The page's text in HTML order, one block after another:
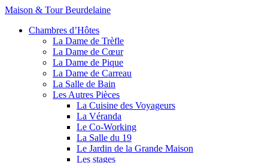
Maison & Tour Beurdelaine
Chambres d’Hôtes
La Dame de Trèfle
La Dame de Cœur
La Dame de Pique
La Dame de Carreau
La Salle de Bain
Les Autres Pièces
La Cuisine des Voyageurs
La Véranda
Le Co-Working
La Salle du 19
Le Jardin de la Grande Maison
Les stages